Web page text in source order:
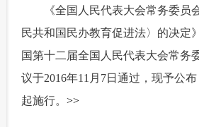
《全国人民代表大会常务委员会
民共和国民办教育促进法〉的决定
国第十二届全国人民代表大会常务
议于2016年11月7日通过，现予公布
起施行。>>